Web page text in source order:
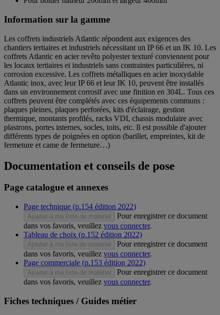
Information sur la gamme
Les coffrets industriels Atlantic répondent aux exigences des
chantiers tertiaires et industriels nécessitant un IP 66 et un IK 10. Les
coffrets Atlantic en acier revêtu polyester texturé conviennent pour
les locaux tertiaires et industriels sans contraintes particulières, ni
corrosion excessive. Les coffrets métalliques en acier inoxydable
Atlantic inox, avec leur IP 66 et leur IK 10, peuvent être installés
dans un environnement corrosif avec une finition en 304L. Tous ces
coffrets peuvent être complétés avec ces équipements communs :
plaques pleines, plaques perforées, kits d'éclairage, gestion
thermique, montants profilés, racks VDI, chassis modulaire avec
plastrons, portes internes, socles, toits, etc. Il est possible d'ajouter
différents types de poignées en option (barillet, empreintes, kit de
fermeture et came de fermeture…)
Documentation et conseils de pose
Page catalogue et annexes
Page technique (p.154 édition 2022)
Ajouter à ma liste de matériel
Pour enregistrer ce document
dans vos favoris, veuillez vous connecter.
Tableau de choix (p.152 édition 2022)
Ajouter à ma liste de matériel
Pour enregistrer ce document
dans vos favoris, veuillez vous connecter.
Page commerciale (p.153 édition 2022)
Ajouter à ma liste de matériel
Pour enregistrer ce document
dans vos favoris, veuillez vous connecter.
Fiches techniques / Guides métier